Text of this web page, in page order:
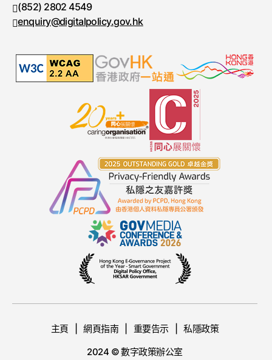
傳真號碼
(852) 2802 4549
enquiry@digitalpolicy.gov.hk
主頁 網頁指南 重要告示
私隱政策
2024 © 數字政策辦公室